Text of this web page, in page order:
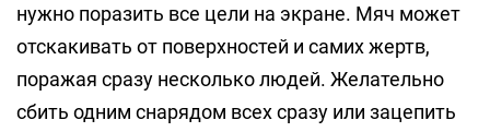
нужно поразить все цели на экране. Мяч может
отскакивать от поверхностей и самих жертв,
поражая сразу несколько людей. Желательно
сбить одним снарядом всех сразу или зацепить